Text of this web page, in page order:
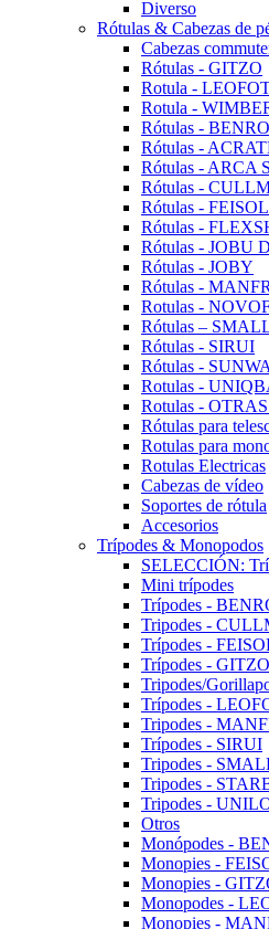
Diverso
Rótulas & Cabezas de
Cabezas
Rótulas - GITZO
Rotula -
Rotula -
Rótulas - BENRO
Rótulas -
Rótulas - ARCA
Rótulas -
Rótulas - FEISOL
Rótulas -
Rótulas - JOBU
Rótulas - JOBY
Rótulas -
Rotulas -
Rótulas –
Rótulas - SIRUI
Rótulas -
Rotulas -
Rotulas -
Rótulas para
Rotulas para
Rotulas Electricas
Cabezas de vídeo
Soportes de rótula
Accesorios
Trípodes & Monopodos
SELECCIÓN:
Mini trípodes
Trípodes -
Tripodes -
Trípodes -
Trípodes - GITZO
Tripodes/
Trípodes -
Tripodes -
Trípodes - SIRUI
Tripodes -
Tripodes -
Tripodes -
Otros
Monópodes -
Monopies -
Monopies -
Monopodes -
Monopies -